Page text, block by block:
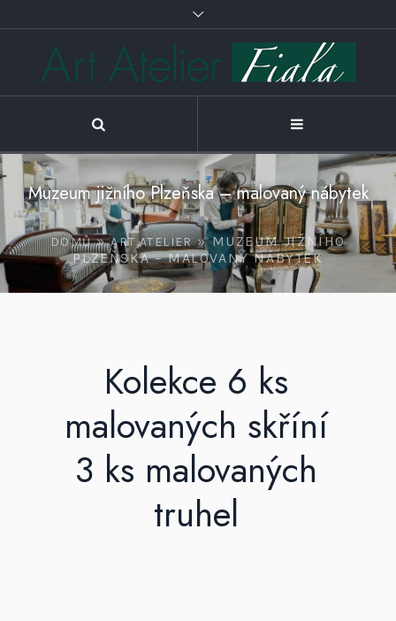
Muzeum jižního Plzeňska – malovaný nábytek
DOMŮ»ART ATELIER»MUZEUM JIŽNÍHO
PLZEŇSKA – MALOVANÝ NÁBYTEK
Kolekce 6 ks
malovaných skříní
3 ks malovaných
truhel